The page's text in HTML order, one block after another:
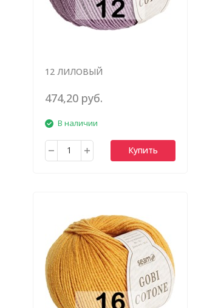
12 ЛИЛОВЫЙ
474,20 руб.
В наличии
Купить